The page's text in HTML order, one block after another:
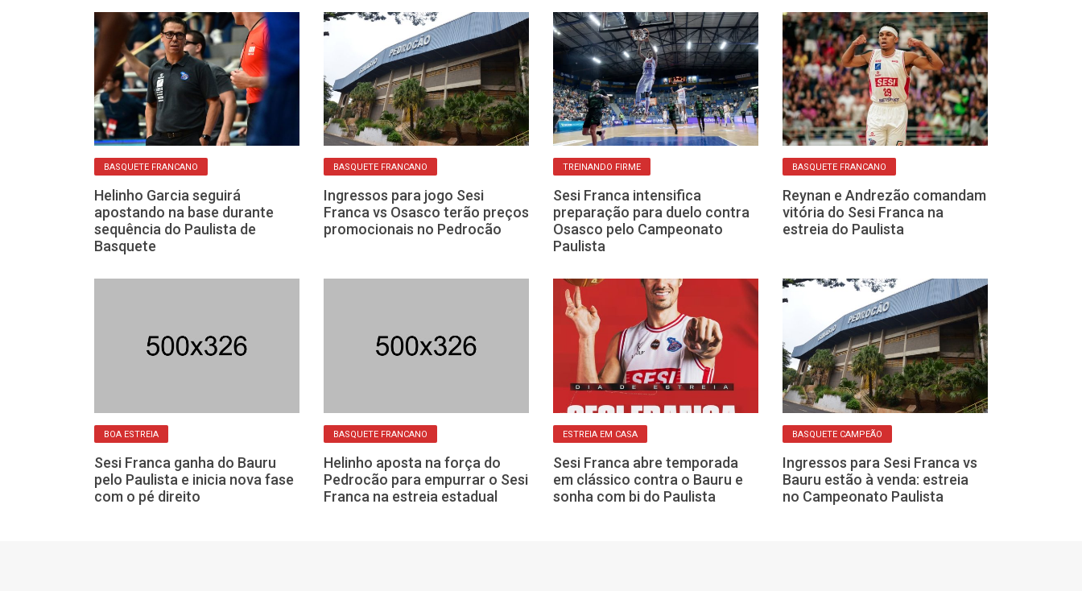
BASQUETE FRANCANO
Helinho Garcia seguirá
apostando na base durante
sequência do Paulista de
Basquete
BASQUETE FRANCANO
Ingressos para jogo Sesi
Franca vs Osasco terão preços
promocionais no Pedrocão
TREINANDO FIRME
Sesi Franca intensifica
preparação para duelo contra
Osasco pelo Campeonato
Paulista
BASQUETE FRANCANO
Reynan e Andrezão comandam
vitória do Sesi Franca na
estreia do Paulista
BOA ESTREIA
Sesi Franca ganha do Bauru
pelo Paulista e inicia nova fase
com o pé direito
BASQUETE FRANCANO
Helinho aposta na força do
Pedrocão para empurrar o Sesi
Franca na estreia estadual
ESTREIA EM CASA
Sesi Franca abre temporada
em clássico contra o Bauru e
sonha com bi do Paulista
BASQUETE CAMPEÃO
Ingressos para Sesi Franca vs
Bauru estão à venda: estreia
no Campeonato Paulista